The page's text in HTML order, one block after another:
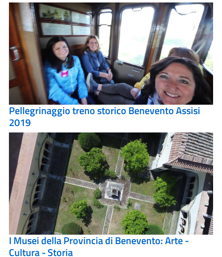
Pellegrinaggio treno storico Benevento Assisi
2019
I Musei della Provincia di Benevento: Arte -
Cultura - Storia